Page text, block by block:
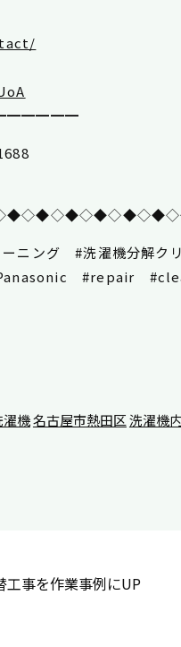
ニング #洗濯機分解
#repair
濯機名古屋市熱田区洗濯機
工事を作業事例にUP